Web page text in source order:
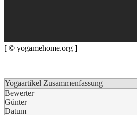
[ © yogamehome.org ]
Yogaartikel Zusammenfassung
Bewerter
Günter
Datum